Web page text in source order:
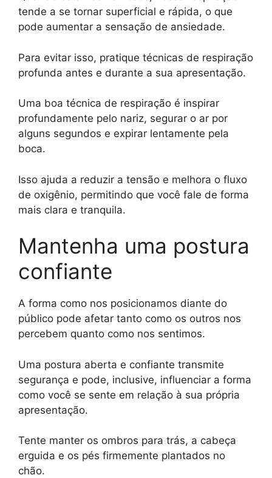
tende a se tornar superficial e rápida, o que
pode aumentar a sensação de ansiedade.
Para evitar isso, pratique técnicas de respiração
profunda antes e durante a sua apresentação.
Uma boa técnica de respiração é inspirar
profundamente pelo nariz, segurar o ar por
alguns segundos e expirar lentamente pela
boca.
Isso ajuda a reduzir a tensão e melhora o fluxo
de oxigênio, permitindo que você fale de forma
mais clara e tranquila.
Mantenha uma postura
confiante
A forma como nos posicionamos diante do
público pode afetar tanto como os outros nos
percebem quanto como nos sentimos.
Uma postura aberta e confiante transmite
segurança e pode, inclusive, influenciar a forma
como você se sente em relação à sua própria
apresentação.
Tente manter os ombros para trás, a cabeça
erguida e os pés firmemente plantados no
chão.